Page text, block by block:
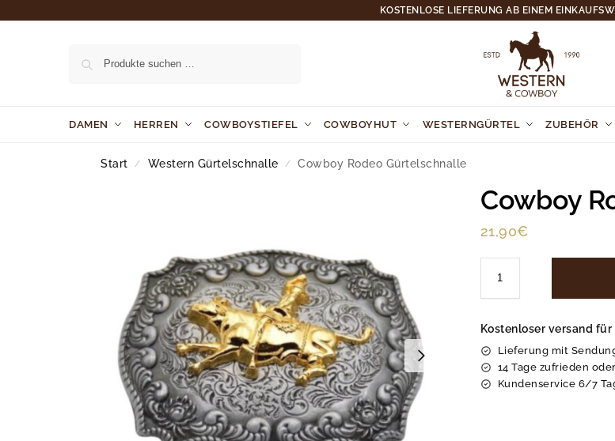
KOSTENLOSE LIEFERUNG AB EINEM
DAMEN HERREN COWBOYSTIEFEL COWBOYHUT WESTERNGÜRTEL ZUBEHÖR
Start / Western Gürtelschnalle / Cowboy Rodeo Gürtelschnalle
Cowboy
21,90€
Kostenloser versand
Lieferung mit
14 Tage zufrieden
Kundenservice 6/7